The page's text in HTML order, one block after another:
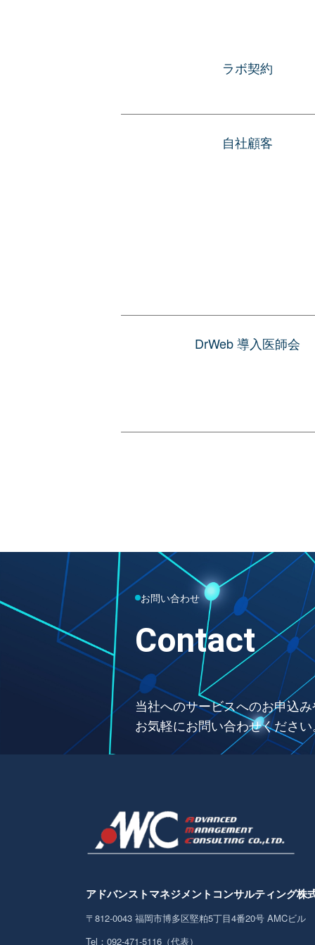
ラボ契約
自社顧客
DrWeb 導入医師会
お問い合わせ
Contact
当社へのサービスへのお申込
お気軽にお問い合わせくださ
アドバンストマネジメント コンサルティング株
〒812-0043 福岡市博多区堅粕5丁目4番20号 AMCビル
Tel：092-471-5116（代表）